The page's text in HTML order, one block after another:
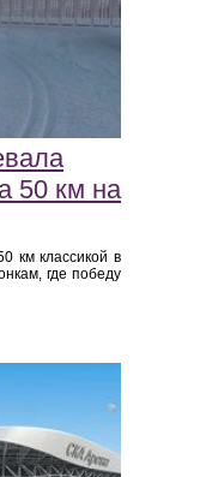
50 км на
км классикой в
где победу